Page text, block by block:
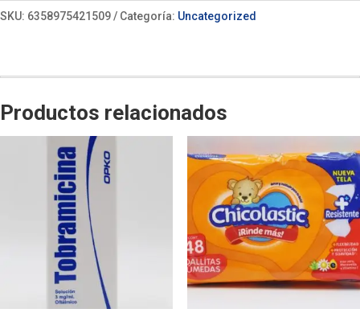
SKU: 6358975421509 Categoría: Uncategorized
Productos relacionados